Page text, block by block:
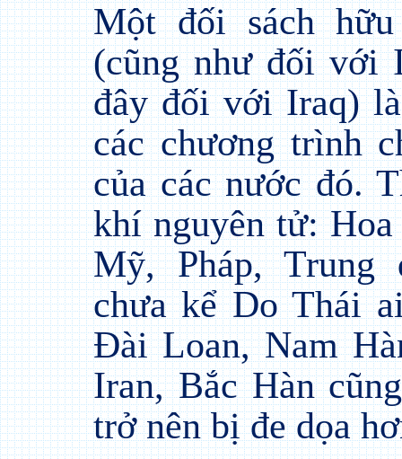
Một đối sách
(cũng như đối với
đây đối với Iraq)
các chương trình
của các nước đó.
khí nguyên tử:
Mỹ, Pháp, Trung
chưa kể Do Thái
Đài Loan, Nam
Iran, Bắc Hàn
trở nên bị đe dọa